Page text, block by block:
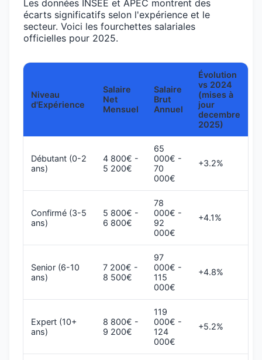
Les données INSEE et APEC montrent des
écarts significatifs selon l'expérience et le
secteur. Voici les fourchettes salariales
officielles pour 2025.
Niveau
d'Expérience
Salaire
Net
Mensuel
Salaire
Brut
Annuel
Évolution
vs 2024
(mises à
jour
decembre
2025)
Débutant (0-2
ans)
4 800€ -
5 200€
65
000€ -
70
000€
+3.2%
Confirmé (3-5
ans)
5 800€ -
6 800€
78
000€ -
92
000€
+4.1%
Senior (6-10
ans)
7 200€ -
8 500€
97
000€ -
115
000€
+4.8%
Expert (10+
ans)
8 800€ -
9 200€
119
000€ -
124
000€
+5.2%